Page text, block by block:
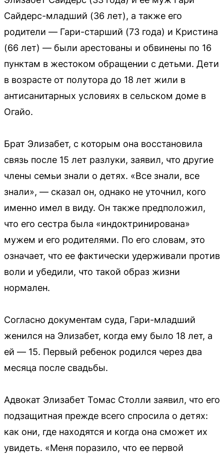
Сайдерс-младший (36 лет), а также его
родители — Гари-старший (73 года) и Кристина
(66 лет) — были арестованы и обвинены по 16
пунктам в жестоком обращении с детьми. Дети
в возрасте от полутора до 18 лет жили в
антисанитарных условиях в сельском доме в
Огайо.
Брат Элизабет, с которым она восстановила
связь после 15 лет разлуки, заявил, что другие
члены семьи знали о детях. «Все знали, все
знали», — сказал он, однако не уточнил, кого
именно имел в виду. Он также предположил,
что его сестра была «индоктринирована»
мужем и его родителями. По его словам, это
означает, что ее фактически удерживали против
воли и убедили, что такой образ жизни
нормален.
Согласно документам суда, Гари-младший
женился на Элизабет, когда ему было 18 лет, а
ей — 15. Первый ребенок родился через два
месяца после свадьбы.
Адвокат Элизабет Томас Столли заявил, что его
подзащитная прежде всего спросила о детях:
как они, где находятся и когда она сможет их
увидеть. «Меня поразило, что ее первой